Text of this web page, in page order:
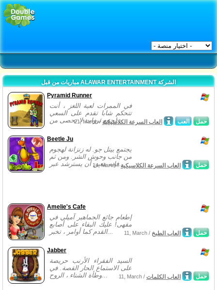
مباريات من قبل ALAWAR ENTERTAINMENT الشركة
Pyramid Runner
في الممرات لعبة اللغز ، أنت
تتحكم شابا تقدم على السعي
لجمع ثروات لا تحصى من...
حمل العب 21, March /العاب السرعة الكلاسيكية
Beetle Ju
يجتمع بيتل جو. له زنزانة لهجوم
من جانب وحوش الشر. ومن ثم
فإنه يتعين أن يسترشد عبر...
حمل 14, March /العاب السرعة الكلاسيكية
Amelie's Cafe
إطعام جائع الجماهير آميلي في
مقهى! عليك البقاء على أصابع
القدم كما أوامر ، تخبر...
حمل 11, March / العاب الطبخ
Jabber
السيد الفقراء الأرنب حريصة
على الاستماع الحار القصة. في
وطأة الشتاء ، الروح...
حمل 11, March / العاب الكلمات